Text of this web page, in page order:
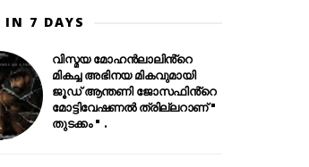
IN 7 DAYS
വിസ്മയ മോഹൻലാലിൻ്റെ
മികച്ച അഭിനയ മികവുമായി
ജൂഡ് ആന്തണി ജോസഫിൻ്റെ
മോട്ടിവേഷണൽ ത്രില്ലറാണ് "
തുടക്കം " .